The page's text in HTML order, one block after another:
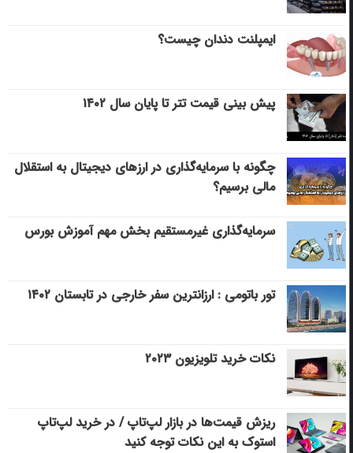
ایمپلنت دندان چیست؟
پیش بینی قیمت تتر تا پایان سال ۱۴۰۲
چگونه با سرمایه‌گذاری در ارزهای دیجیتال به استقلال
مالی برسیم؟
سرمایه‌گذاری غیرمستقیم بخش مهم آموزش بورس
تور باتومی : ارزانترین سفر خارجی در تابستان ۱۴۰۲
نکات خرید تلویزیون ۲۰۲۳
ریزش قیمت‌ها در بازار لپ‌تاپ / در خرید لپ‌تاپ
استوک به این نکات توجه کنید